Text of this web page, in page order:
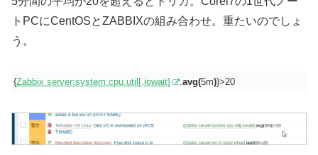
トPCにCentOSとZABBIXの組み合わせ。重たいのでしょ
う。
{Zabbix server:system.cpu.util[,iowait] .avg(5m)}>20